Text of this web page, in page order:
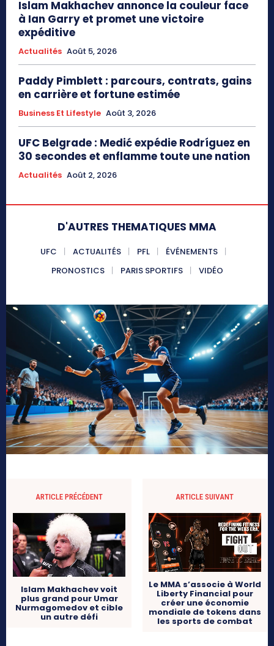
Islam Makhachev annonce la couleur face
à Ian Garry et promet une victoire
expéditive
Actualités Août 5, 2026
Paddy Pimblett : parcours, contrats, gains
en carrière et fortune estimée
Business Et Lifestyle Août 3, 2026
UFC Belgrade : Medić expédie Rodríguez en
30 secondes et enflamme toute une nation
Actualités Août 2, 2026
D'AUTRES THEMATIQUES MMA
UFC ACTUALITÉS PFL
ÉVÉNEMENTS
PRONOSTICS
PARIS SPORTIFS VIDÉO
ARTICLE PRÉCÉDENT
Islam Makhachev voit
plus grand pour Umar
Nurmagomedov et cible
un autre défi
ARTICLE SUIVANT
Le MMA s’associe à World
Liberty Financial pour
créer une économie
mondiale de tokens dans
les sports de combat